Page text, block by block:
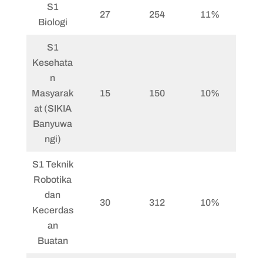
S1
Biologi
27 254 11%
S1
Kesehata
n
Masyarak
at (SIKIA
Banyuwa
ngi)
15 150 10%
S1 Teknik
Robotika
dan
Kecerdas
an
Buatan
30 312 10%